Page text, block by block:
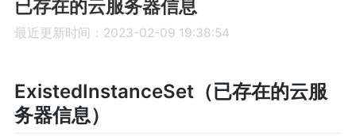
已存在的云服务器信息
最近更新时间：2023-02-09 19:38:54
ExistedInstanceSet（已存在的云服
务器信息）